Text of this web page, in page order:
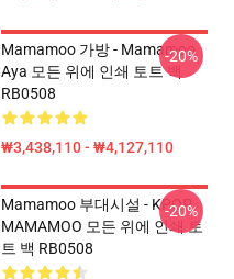
Mamamoo 가방 - Mamamoo
Aya 모든 위에 인쇄 토트 백
RB0508
₩3,438,110 - ₩4,127,110
-20%
Mamamoo 부대시설 - KPOP
MAMAMOO 모든 위에 인쇄 토
트 백 RB0508
-20%